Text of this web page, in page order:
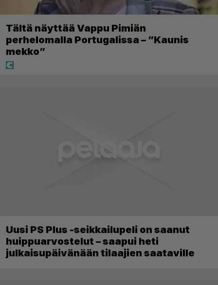
Tältä näyttää Vappu Pimiän
perhelomalla Portugalissa – ”Kaunis
mekko”
Uusi PS Plus -seikkailupeli on saanut
huippuarvostelut – saapui heti
julkaisupäivänään tilaajien saataville